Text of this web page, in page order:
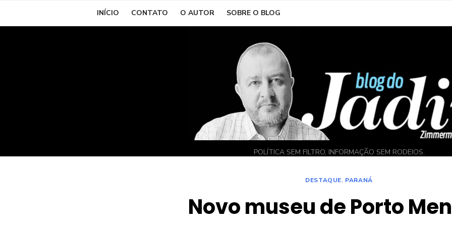
INÍCIO CONTATO O AUTOR SOBRE O BLOG
POLÍTICA SEM FILTRO, INFORMAÇÃO SEM RODEIOS.
DESTAQUE, PARANÁ
Novo museu de Porto